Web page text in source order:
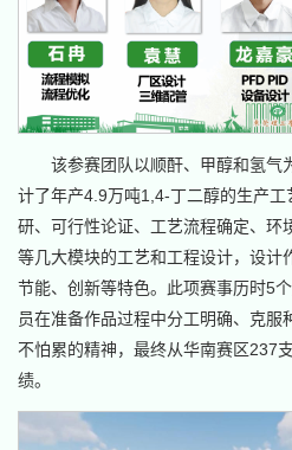
该参赛团队以顺酐、甲醇和氢气
计了年产4.9万吨1,4-丁二醇的生产
研、可行性论证、工艺流程确定、环
等几大模块的工艺和工程设计，设计
节能、创新等特色。此项赛事历时5
员在准备作品过程中分工明确、克服
不怕累的精神，最终从华南赛区237
绩。